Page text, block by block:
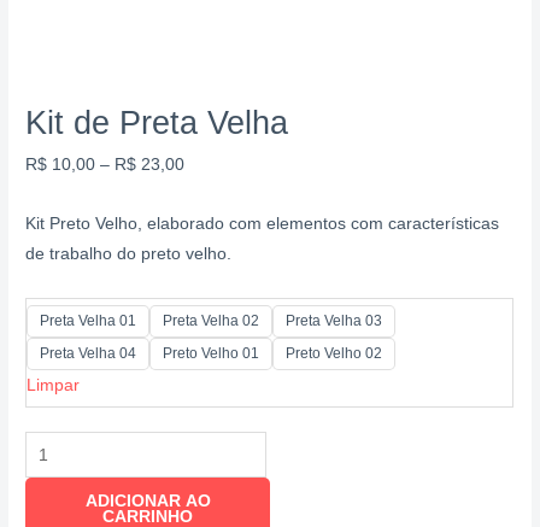
Kit de Preta Velha
R$ 10,00 – R$ 23,00
Kit Preto Velho, elaborado com elementos com características
de trabalho do preto velho.
Preta Velha 01 Preta Velha 02
Preta Velha 03
Preta Velha 04
Preto Velho 01 Preto Velho 02
Limpar
ADICIONAR AO
CARRINHO